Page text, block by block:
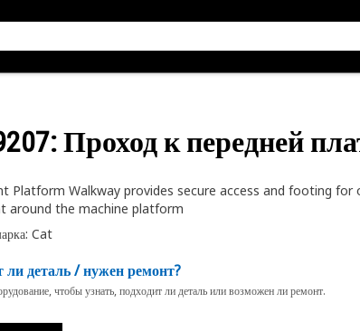
: Проход к передней
Platform Walkway provides secure access and footing
around the machine platform
Cat
ли деталь / нужен ремонт?
чтобы узнать, подходит ли деталь или возможен ли ремонт.